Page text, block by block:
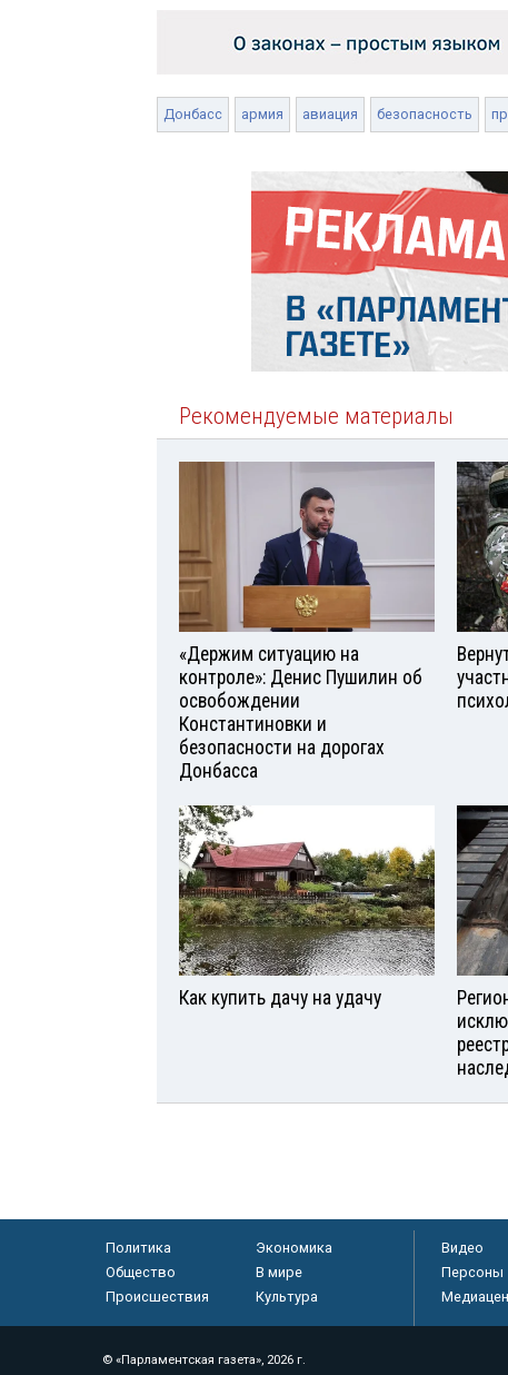
Донбасс армия авиация безопасность
Рекомендуемые материалы
«Держим ситуацию на
контроле»: Денис Пушилин об
освобождении
Константиновки и
безопасности на дорогах
Донбасса
Как купить дачу на удачу
Политика
Экономика
Общество
В мире
Происшествия
Культура
Видео
Персоны
© «Парламентская газета», 2026 г.